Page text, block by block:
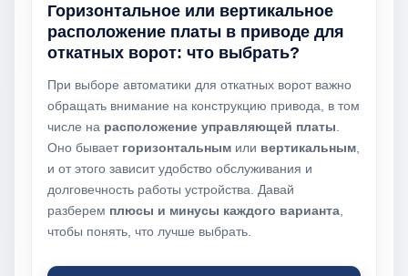
Горизонтальное или вертикальное
расположение платы в приводе для
откатных ворот: что выбрать?
При выборе автоматики для откатных ворот важно
обращать внимание на конструкцию привода, в том
числе на расположение управляющей платы
Оно бывает горизонтальным или вертикальным
и от этого зависит удобство обслуживания и
долговечность работы устройства. Давай
разберем плюсы и минусы каждого варианта
чтобы понять, что лучше выбрать.